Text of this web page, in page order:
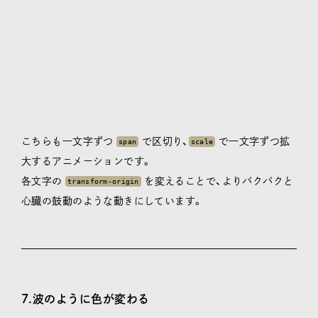
こちらも一文字ずつ span で区切り、 scale
で一文字ずつ拡
大するアニメーションです。
各文字の
transform-origin
を変えることで、よりバクバクと
心臓の鼓動のような動きにしています。
7.波のように色が変わる